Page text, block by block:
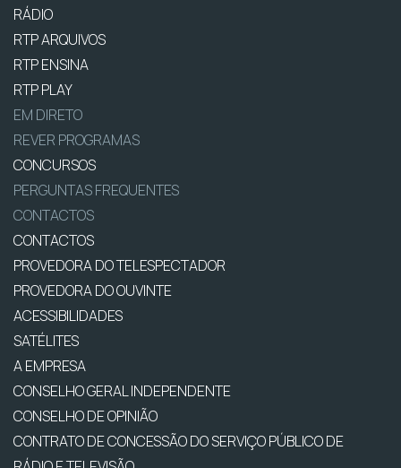
RÁDIO
RTP ARQUIVOS
RTP ENSINA
RTP PLAY
EM DIRETO
REVER PROGRAMAS
CONCURSOS
PERGUNTAS FREQUENTES
CONTACTOS
CONTACTOS
PROVEDORA DO TELESPECTADOR
PROVEDORA DO OUVINTE
ACESSIBILIDADES
SATÉLITES
A EMPRESA
CONSELHO GERAL INDEPENDENTE
CONSELHO DE OPINIÃO
CONTRATO DE CONCESSÃO DO SERVIÇO PÚBLICO DE